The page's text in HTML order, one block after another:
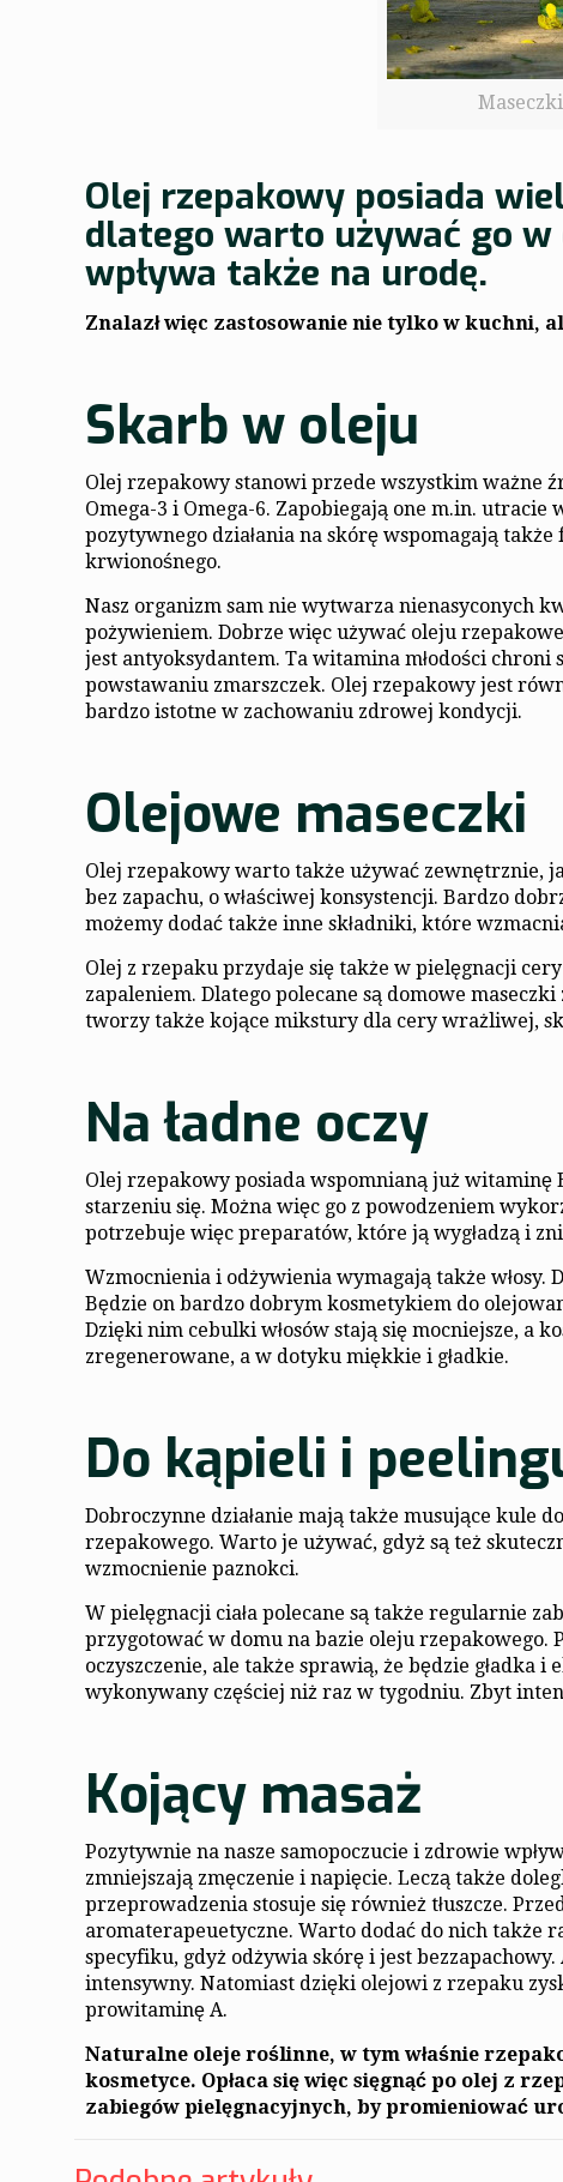
Olej rzepakowy posiada
dlatego warto używać go w
wpływa także na urodę.
Znalazł więc zastosowanie nie tylko w kuchni,
Skarb w oleju
Olej rzepakowy stanowi przede wszystkim ważne
Omega-3 i Omega-6. Zapobiegają one m.in.
pozytywnego działania na skórę wspomagają
krwionośnego.
Nasz organizm sam nie wytwarza nienasyconych
pożywieniem. Dobrze więc używać oleju
jest antyoksydantem. Ta witamina młodości
powstawaniu zmarszczek. Olej rzepakowy jest
bardzo istotne w zachowaniu zdrowej kondycji.
Olejowe maseczki
Olej rzepakowy warto także używać zewnętrznie,
bez zapachu, o właściwej konsystencji. Bardzo
możemy dodać także inne składniki, które
Olej z rzepaku przydaje się także w pielęgnacji
zapaleniem. Dlatego polecane są domowe
tworzy także kojące mikstury dla cery wrażliwej,
Na ładne oczy
Olej rzepakowy posiada wspomnianą już witaminę
starzeniu się. Można więc go z powodzeniem
potrzebuje więc preparatów, które ją wygładzą i
Wzmocnienia i odżywienia wymagają także
Będzie on bardzo dobrym kosmetykiem do
Dzięki nim cebulki włosów stają się mocniejsze, a
zregenerowane, a w dotyku miękkie i gładkie.
Do kąpieli i
Dobroczynne działanie mają także musujące kule
rzepakowego. Warto je używać, gdyż są też
wzmocnienie paznokci.
W pielęgnacji ciała polecane są także regularnie
przygotować w domu na bazie oleju rzepakowego.
oczyszczenie, ale także sprawią, że będzie gładka
wykonywany częściej niż raz w tygodniu. Zbyt
Kojący masaż
Pozytywnie na nasze samopoczucie i zdrowie
zmniejszają zmęczenie i napięcie. Leczą także
przeprowadzenia stosuje się również tłuszcze.
aromaterapeuetyczne. Warto dodać do nich także
specyfiku, gdyż odżywia skórę i jest
intensywny. Natomiast dzięki olejowi z rzepaku
prowitaminę A.
Naturalne oleje roślinne, w tym właśnie
kosmetyce. Opłaca się więc sięgnąć po olej z
zabiegów pielęgnacyjnych, by promieniować